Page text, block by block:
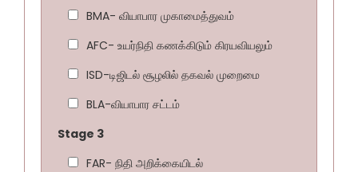
BMA- வியாபார முகாமைத்துவம்
AFC- உயர்நிதி கணக்கிடும் கிரயவியலும்
ISD-டிஜிடல் சூழலில் தகவல் முறைமை
BLA-வியாபார சட்டம்
Stage 3
FAR- நிதி அறிக்கையிடல்